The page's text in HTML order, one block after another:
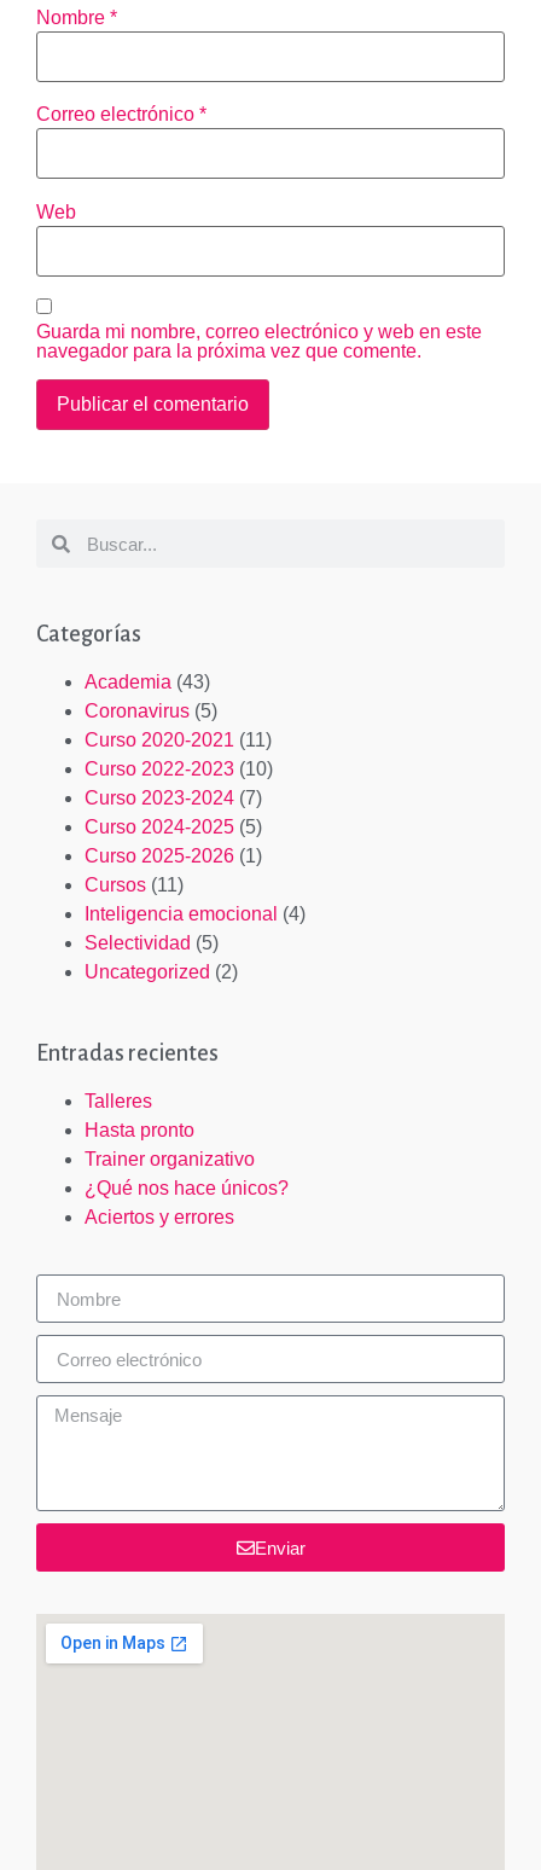
Nombre *
Correo electrónico *
Web
Guarda mi nombre, correo electrónico y web en este
navegador para la próxima vez que comente.
Categorías
Academia (43)
Coronavirus (5)
Curso 2020-2021 (11)
Curso 2022-2023 (10)
Curso 2023-2024 (7)
Curso 2024-2025 (5)
Curso 2025-2026 (1)
Cursos (11)
Inteligencia emocional (4)
Selectividad (5)
Uncategorized (2)
Entradas recientes
Talleres
Hasta pronto
Trainer organizativo
¿Qué nos hace únicos?
Aciertos y errores
Enviar